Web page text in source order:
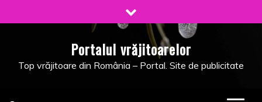
to
Portalul vrăjitoarelor
Top vrăjitoare din România – Portal. Site de publicitate